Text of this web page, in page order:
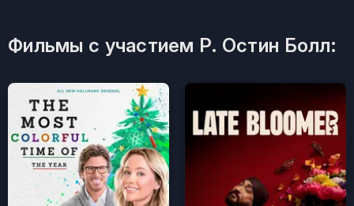
Фильмы с участием Р. Остин Болл: